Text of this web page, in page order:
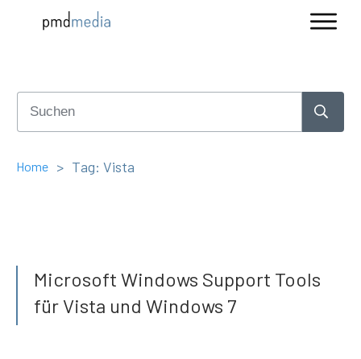
Home > Tag: Vista
Microsoft Windows Support Tools
für Vista und Windows 7